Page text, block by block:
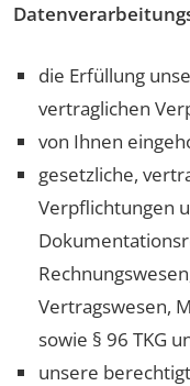
die Erfüllung
vertraglichen
von Ihnen
gesetzliche,
Verpflichtungen
Vertragswesen,
sowie § 96 TKG
unsere